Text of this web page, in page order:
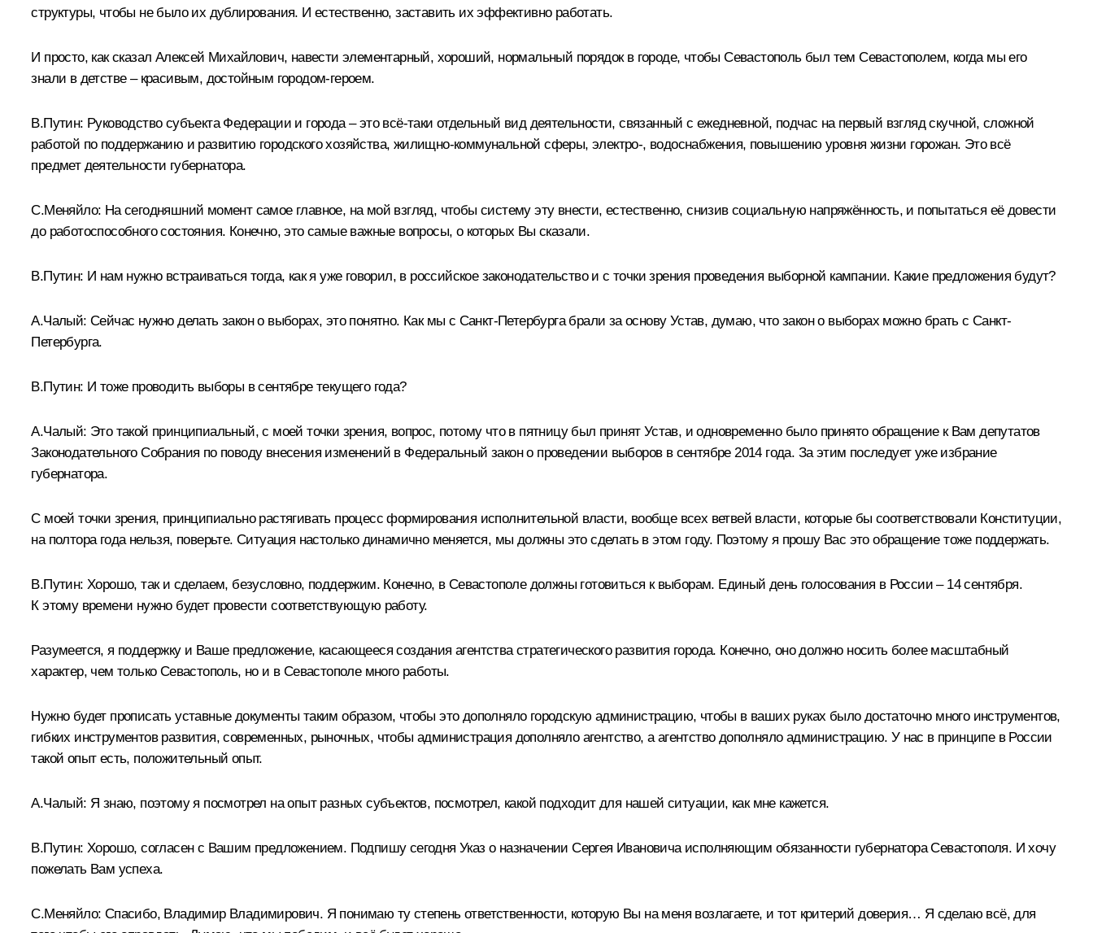
структуры, чтобы не было их дублирования. И естественно, заставить их эффективно работать.
И просто, как сказал Алексей Михайлович, навести элементарный, хороший, нормальный порядок в городе, чтобы Севастополь был тем Севастополем, когда мы его
знали в детстве – красивым, достойным городом-героем.
В.Путин: Руководство субъекта Федерации и города – это всё‑таки отдельный вид деятельности, связанный с ежедневной, подчас на первый взгляд скучной, сложной
работой по поддержанию и развитию городского хозяйства, жилищно-коммунальной сферы, электро-, водоснабжения, повышению уровня жизни горожан. Это всё
предмет деятельности губернатора.
С.Меняйло: На сегодняшний момент самое главное, на мой взгляд, чтобы систему эту внести, естественно, снизив социальную напряжённость, и попытаться её довести
до работоспособного состояния. Конечно, это самые важные вопросы, о которых Вы сказали.
В.Путин: И нам нужно встраиваться тогда, как я уже говорил, в российское законодательство и с точки зрения проведения выборной кампании. Какие предложения будут?
А.Чалый: Сейчас нужно делать закон о выборах, это понятно. Как мы с Санкт-Петербурга брали за основу Устав, думаю, что закон о выборах можно брать с Санкт-
Петербурга.
В.Путин: И тоже проводить выборы в сентябре текущего года?
А.Чалый: Это такой принципиальный, с моей точки зрения, вопрос, потому что в пятницу был принят Устав, и одновременно было принято обращение к Вам депутатов
Законодательного Собрания по поводу внесения изменений в Федеральный закон о проведении выборов в сентябре 2014 года. За этим последует уже избрание
губернатора.
С моей точки зрения, принципиально растягивать процесс формирования исполнительной власти, вообще всех ветвей власти, которые бы соответствовали Конституции,
на полтора года нельзя, поверьте. Ситуация настолько динамично меняется, мы должны это сделать в этом году. Поэтому я прошу Вас это обращение тоже поддержать.
В.Путин: Хорошо, так и сделаем, безусловно, поддержим. Конечно, в Севастополе должны готовиться к выборам. Единый день голосования в России – 14 сентября.
К этому времени нужно будет провести соответствующую работу.
Разумеется, я поддержку и Ваше предложение, касающееся создания агентства стратегического развития города. Конечно, оно должно носить более масштабный
характер, чем только Севастополь, но и в Севастополе много работы.
Нужно будет прописать уставные документы таким образом, чтобы это дополняло городскую администрацию, чтобы в ваших руках было достаточно много инструментов,
гибких инструментов развития, современных, рыночных, чтобы администрация дополняло агентство, а агентство дополняло администрацию. У нас в принципе в России
такой опыт есть, положительный опыт.
А.Чалый: Я знаю, поэтому я посмотрел на опыт разных субъектов, посмотрел, какой подходит для нашей ситуации, как мне кажется.
В.Путин: Хорошо, согласен с Вашим предложением. Подпишу сегодня Указ о назначении Сергея Ивановича исполняющим обязанности губернатора Севастополя. И хочу
пожелать Вам успеха.
С.Меняйло: Спасибо, Владимир Владимирович. Я понимаю ту степень ответственности, которую Вы на меня возлагаете, и тот критерий доверия… Я сделаю всё, для